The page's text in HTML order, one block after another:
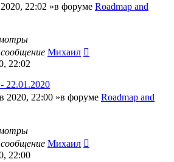
22:02 »в форуме Roadmap and
Михаил
22:02
22.01.2020
2020, 22:00 »в форуме Roadmap and
Михаил
22:00